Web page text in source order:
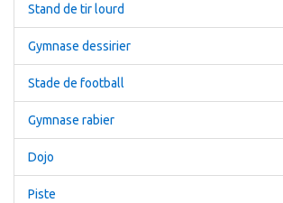
Stand de tir lourd
Gymnase dessirier
Stade de football
Gymnase rabier
Dojo
Piste